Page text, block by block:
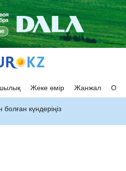
Жеке өмір Жанжал
болған күндеріңіз